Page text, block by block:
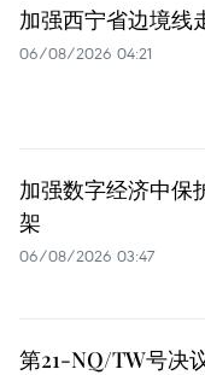
加强西宁省边境线
06/08/2026 04:21
加强数字经济中保
架
06/08/2026 03:47
第21-NQ/TW号决